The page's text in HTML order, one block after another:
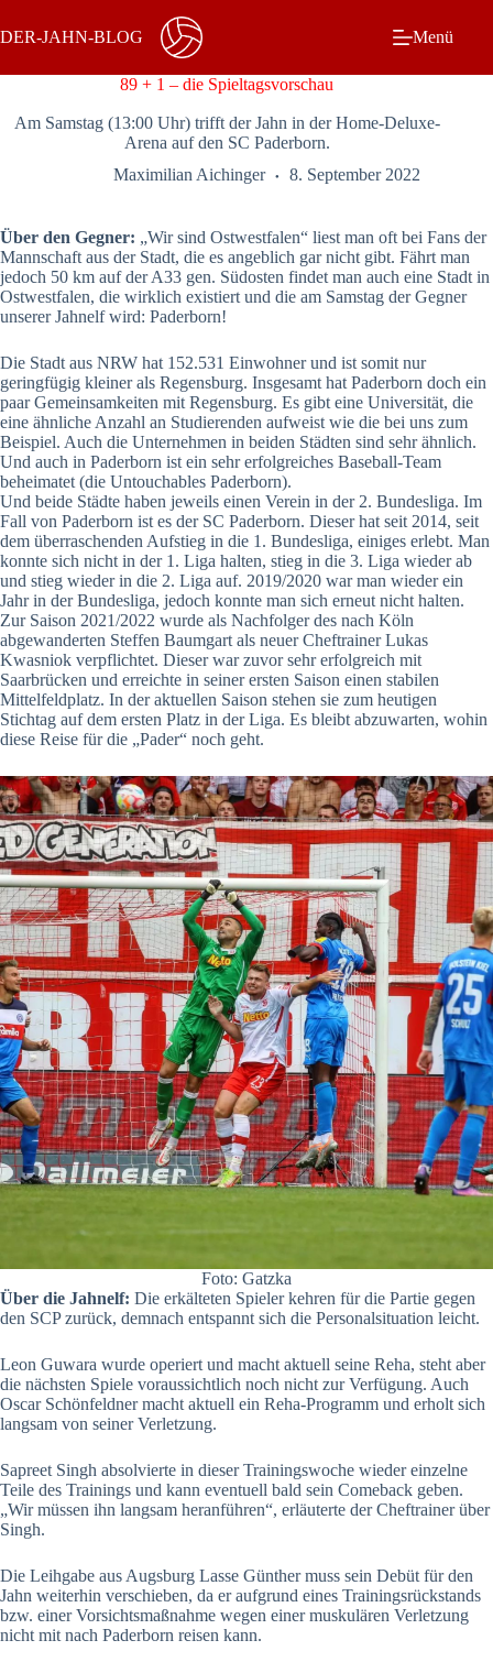
Inhalt
springen
DER-JAHN-BLOG Menü
89 + 1 – die Spieltagsvorschau
Am Samstag (13:00 Uhr) trifft der Jahn in der Home-Deluxe-
Arena auf den SC Paderborn.
Maximilian Aichinger
8. September 2022
Über den Gegner: „Wir sind Ostwestfalen“ liest man oft bei Fans der
Mannschaft aus der Stadt, die es angeblich gar nicht gibt. Fährt man
jedoch 50 km auf der A33 gen. Südosten findet man auch eine Stadt in
Ostwestfalen, die wirklich existiert und die am Samstag der Gegner
unserer Jahnelf wird: Paderborn!
Die Stadt aus NRW hat 152.531 Einwohner und ist somit nur
geringfügig kleiner als Regensburg. Insgesamt hat Paderborn doch ein
paar Gemeinsamkeiten mit Regensburg. Es gibt eine Universität, die
eine ähnliche Anzahl an Studierenden aufweist wie die bei uns zum
Beispiel. Auch die Unternehmen in beiden Städten sind sehr ähnlich.
Und auch in Paderborn ist ein sehr erfolgreiches Baseball-Team
beheimatet (die Untouchables Paderborn).
Und beide Städte haben jeweils einen Verein in der 2. Bundesliga. Im
Fall von Paderborn ist es der SC Paderborn. Dieser hat seit 2014, seit
dem überraschenden Aufstieg in die 1. Bundesliga, einiges erlebt. Man
konnte sich nicht in der 1. Liga halten, stieg in die 3. Liga wieder ab
und stieg wieder in die 2. Liga auf. 2019/2020 war man wieder ein
Jahr in der Bundesliga, jedoch konnte man sich erneut nicht halten.
Zur Saison 2021/2022 wurde als Nachfolger des nach Köln
abgewanderten Steffen Baumgart als neuer Cheftrainer Lukas
Kwasniok verpflichtet. Dieser war zuvor sehr erfolgreich mit
Saarbrücken und erreichte in seiner ersten Saison einen stabilen
Mittelfeldplatz. In der aktuellen Saison stehen sie zum heutigen
Stichtag auf dem ersten Platz in der Liga. Es bleibt abzuwarten, wohin
diese Reise für die „Pader“ noch geht.
Foto: Gatzka
Über die Jahnelf: Die erkälteten Spieler kehren für die Partie gegen
den SCP zurück, demnach entspannt sich die Personalsituation leicht.
Leon Guwara wurde operiert und macht aktuell seine Reha, steht aber
die nächsten Spiele voraussichtlich noch nicht zur Verfügung. Auch
Oscar Schönfeldner macht aktuell ein Reha-Programm und erholt sich
langsam von seiner Verletzung.
Sapreet Singh absolvierte in dieser Trainingswoche wieder einzelne
Teile des Trainings und kann eventuell bald sein Comeback geben.
„Wir müssen ihn langsam heranführen“, erläuterte der Cheftrainer über
Singh.
Die Leihgabe aus Augsburg Lasse Günther muss sein Debüt für den
Jahn weiterhin verschieben, da er aufgrund eines Trainingsrückstands
bzw. einer Vorsichtsmaßnahme wegen einer muskulären Verletzung
nicht mit nach Paderborn reisen kann.